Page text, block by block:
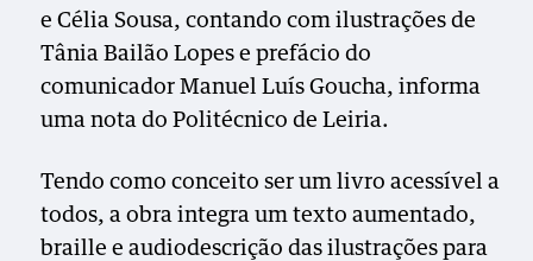
e Célia Sousa, contando com ilustrações de
Tânia Bailão Lopes e prefácio do
comunicador Manuel Luís Goucha, informa
uma nota do Politécnico de Leiria.
Tendo como conceito ser um livro acessível a
todos, a obra integra um texto aumentado,
braille e audiodescrição das ilustrações para